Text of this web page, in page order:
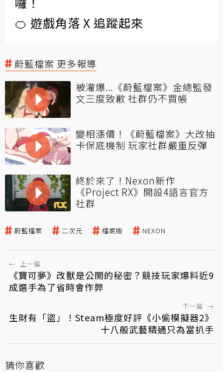
🍊 遊戲角落 X 追蹤起來
蔚藍檔案 更多報導
被灌爆...《蔚藍檔案》金總監發
文三度致歉 社群仍不買帳
變相漲價！《蔚藍檔案》大改抽
卡保底機制 玩家社群嚴重反彈
終於來了！Nexon新作
《Project RX》開設4語言官方
社群
蔚藍檔案 二次元 檔妮版 NEXON
← 上一篇
《寶可夢》改獸是公開的秘密？競技玩家爆料近9
成選手為了省時會作弊
下一篇 →
生財有「盜」！Steam極度好評《小偷模擬器2》
十八般武藝精通只為當扒手
猜你喜歡